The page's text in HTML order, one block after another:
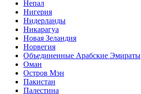
Непал
Нигерия
Нидерланды
Никарагуа
Новая Зеландия
Норвегия
Объединенные Арабские Эмираты
Оман
Остров Мэн
Пакистан
Палестина